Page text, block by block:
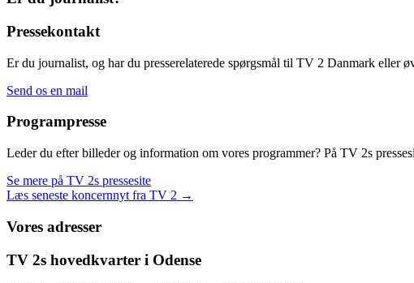
Pressekontakt
Er du journalist, og har du presserelaterede spørgsmål til TV 2 Danmark eller
Send os en mail
Programpresse
Leder du efter billeder og information om vores programmer? På TV 2s
Se mere på TV 2s pressesite
Læs seneste koncernnyt fra TV 2 →
Vores adresser
TV 2s hovedkvarter i Odense